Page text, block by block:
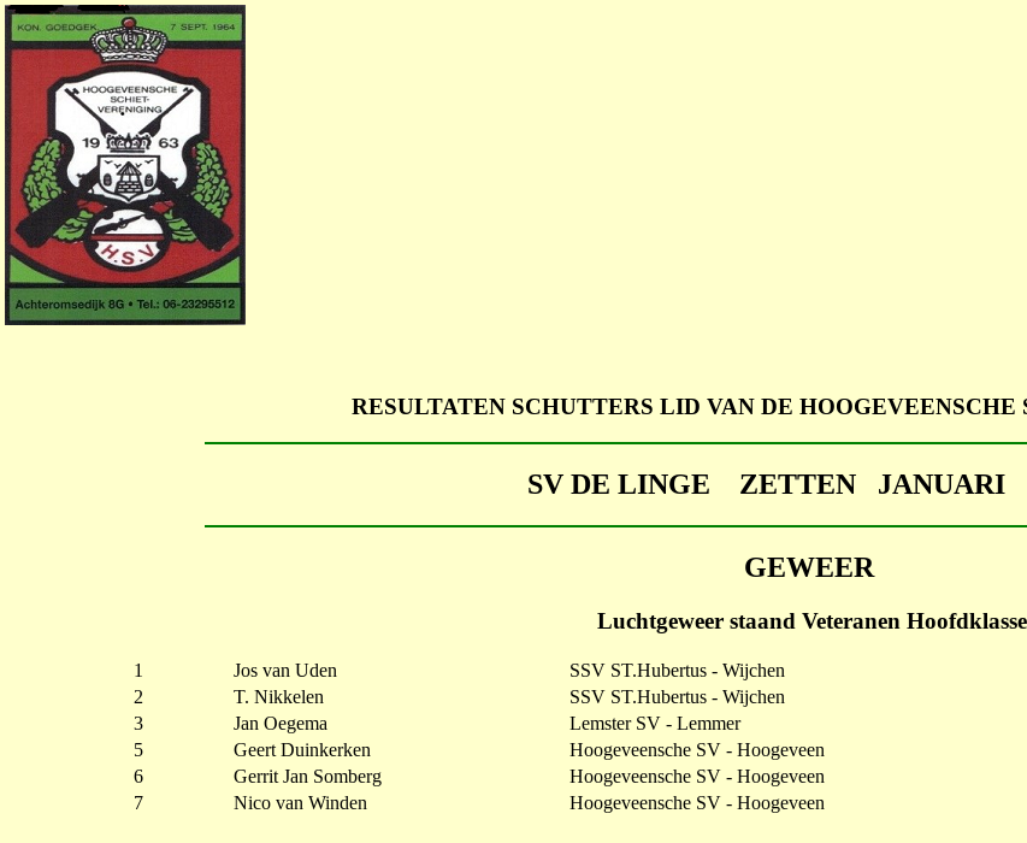
RESULTATEN SCHUTTERS LID VAN DE
SV DE LINGE ZETTEN JANUARI
GEWEER
Luchtgeweer staand Veteranen Hoofdklasse
1 Jos van Uden SSV ST.Hubertus - Wijchen
2
T. Nikkelen SSV ST.Hubertus - Wijchen
3
Jan Oegema Lemster SV - Lemmer
5
Geert Duinkerken Hoogeveensche SV - Hoogeveen
6
Gerrit Jan Somberg Hoogeveensche SV - Hoogeveen
7
Nico van Winden Hoogeveensche SV - Hoogeveen